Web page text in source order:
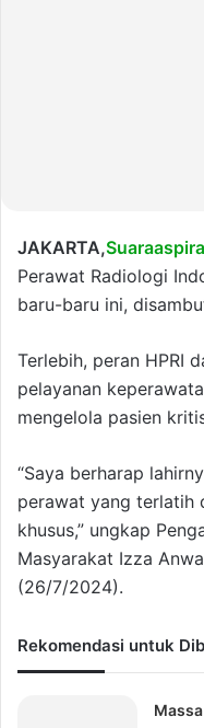
JAKARTA,
Perawat Radiologi
baru-baru ini,
Terlebih, peran HPRI
pelayanan
mengelola pasien
“Saya berharap
perawat yang terlatih
khusus,” ungkap
Masyarakat Izza
(26/7/2024).
Rekomendasi untuk